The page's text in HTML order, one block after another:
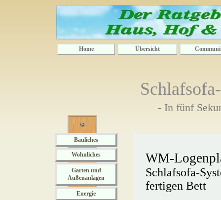
Home Übersicht
- In fünf
Bauliches
Wohnliches
Garten und
Außenanlagen
Energie
WM-
Schlafsofa-
fertigen Bett